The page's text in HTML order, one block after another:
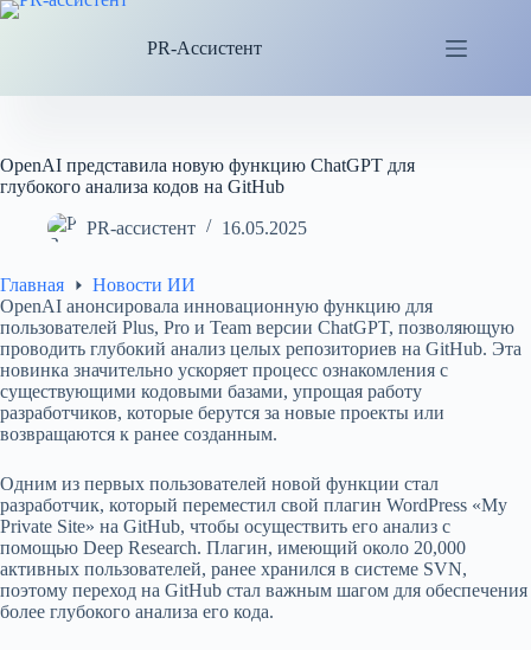
Перейти
PR-Ассистент
OpenAI представила новую функцию ChatGPT для
глубокого анализа кодов на GitHub
PR-ассистент 16.05.2025
Главная
Новости ИИ
OpenAI анонсировала инновационную функцию для
пользователей Plus, Pro и Team версии ChatGPT, позволяющую
проводить глубокий анализ целых репозиториев на GitHub. Эта
новинка значительно ускоряет процесс ознакомления с
существующими кодовыми базами, упрощая работу
разработчиков, которые берутся за новые проекты или
возвращаются к ранее созданным.
Одним из первых пользователей новой функции стал
разработчик, который переместил свой плагин WordPress «My
Private Site» на GitHub, чтобы осуществить его анализ с
помощью Deep Research. Плагин, имеющий около 20,000
активных пользователей, ранее хранился в системе SVN,
поэтому переход на GitHub стал важным шагом для обеспечения
более глубокого анализа его кода.